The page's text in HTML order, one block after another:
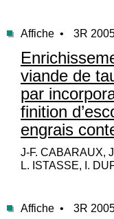
Affiche • 3R
viande de
par
finition
engrais
J-F. CABARAUX,
L. ISTASSE, I.
Affiche • 3R